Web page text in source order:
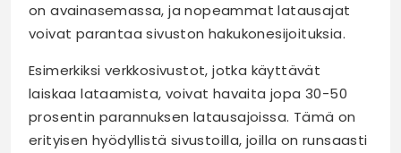
on avainasemassa, ja nopeammat latausajat
voivat parantaa sivuston hakukonesijoituksia.
Esimerkiksi verkkosivustot, jotka käyttävät
laiskaa lataamista, voivat havaita jopa 30-50
prosentin parannuksen latausajoissa. Tämä on
erityisen hyödyllistä sivustoilla, joilla on runsaasti